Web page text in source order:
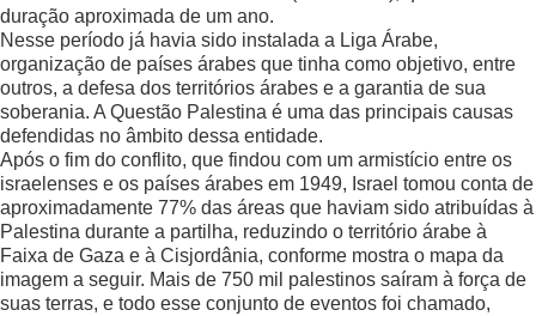
duração aproximada de um ano.
Nesse período já havia sido instalada a Liga Árabe,
organização de países árabes que tinha como objetivo, entre
outros, a defesa dos territórios árabes e a garantia de sua
soberania. A Questão Palestina é uma das principais causas
defendidas no âmbito dessa entidade.
Após o fim do conflito, que findou com um armistício entre os
israelenses e os países árabes em 1949, Israel tomou conta de
aproximadamente 77% das áreas que haviam sido atribuídas à
Palestina durante a partilha, reduzindo o território árabe à
Faixa de Gaza e à Cisjordânia, conforme mostra o mapa da
imagem a seguir. Mais de 750 mil palestinos saíram à força de
suas terras, e todo esse conjunto de eventos foi chamado,